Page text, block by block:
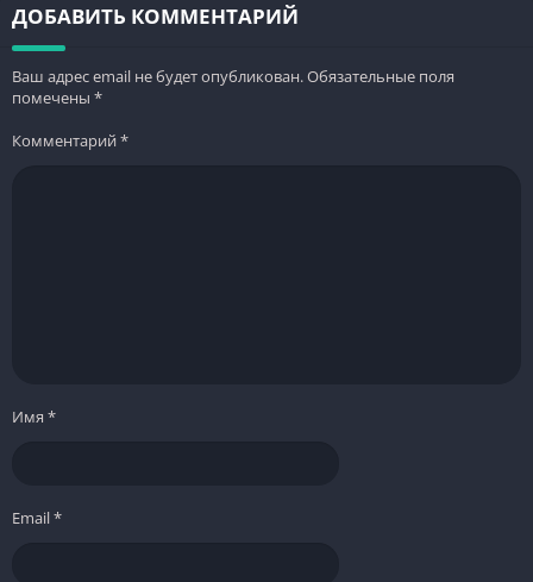
ДОБАВИТЬ КОММЕНТАРИЙ
Ваш адрес email не будет опубликован.Обязательные поля
помечены *
Комментарий*
Имя *
Email*